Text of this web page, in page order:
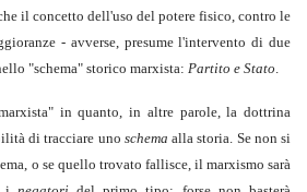
il concetto dell'uso del potere fisico, contro le
- avverse, presume l'intervento di due
"schema" storico marxista: Partito e Stato.
in quanto, in altre parole, la dottrina
di tracciare uno schema alla storia. Se non si
o se quello trovato fallisce, il marxismo sarà